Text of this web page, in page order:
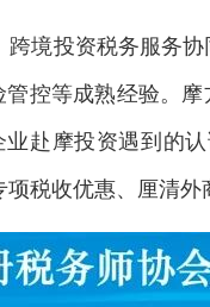
投资税务服务协
控等成熟经验。
赴摩投资遇到的
税收优惠、厘清